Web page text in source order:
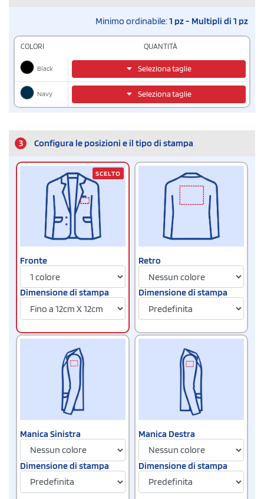
Minimo ordinabile:1 pz - Multipli di 1 pz
COLORI QUANTITÀ
Black Seleziona taglie
Navy Seleziona taglie
3 Configura le posizioni e il tipo di stampa
Fronte
Dimensione di stampa
SCELTO
Retro
Dimensione di stampa
Manica Sinistra
Dimensione di stampa
Manica Destra
Dimensione di stampa